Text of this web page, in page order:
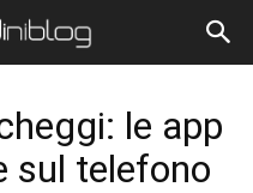
le app
sul telefono